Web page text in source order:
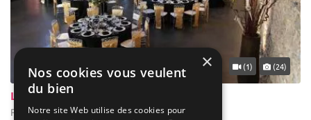
(1) (24)
La Ferme du Grand Marcha
Pont-à-Celles - Hainaut (WHT)
×
Nos cookies vous veulent
du bien
Notre site Web utilise des cookies pour